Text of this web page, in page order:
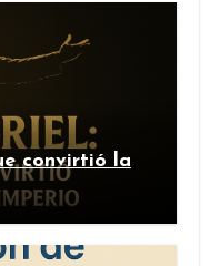
convirtió la